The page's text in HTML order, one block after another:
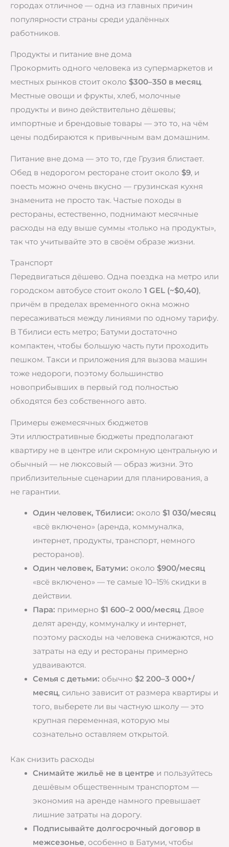
городах отличное — одна из главных причин
популярности страны среди удалённых
работников.
Продукты и питание вне дома
Прокормить одного человека из супермаркетов и
местных рынков стоит около $300–350 в месяц.
Местные овощи и фрукты, хлеб, молочные
продукты и вино действительно дёшевы;
импортные и брендовые товары — это то, на чём
цены подбираются к привычным вам домашним.
Питание вне дома — это то, где Грузия блистает.
Обед в недорогом ресторане стоит около $9, и
поесть можно очень вкусно — грузинская кухня
знаменита не просто так. Частые походы в
рестораны, естественно, поднимают месячные
расходы на еду выше суммы «только на продукты»,
так что учитывайте это в своём образе жизни.
Транспорт
Передвигаться дёшево. Одна поездка на метро или
городском автобусе стоит около 1 GEL (~$0,40),
причём в пределах временного окна можно
пересаживаться между линиями по одному тарифу.
В Тбилиси есть метро; Батуми достаточно
компактен, чтобы большую часть пути проходить
пешком. Такси и приложения для вызова машин
тоже недороги, поэтому большинство
новоприбывших в первый год полностью
обходятся без собственного авто.
Примеры ежемесячных бюджетов
Эти иллюстративные бюджеты предполагают
квартиру не в центре или скромную центральную и
обычный — не люксовый — образ жизни. Это
приблизительные сценарии для планирования, а
не гарантии.
Один человек, Тбилиси: около $1 030/месяц
«всё включено» (аренда, коммуналка,
интернет, продукты, транспорт, немного
ресторанов).
Один человек, Батуми: около $900/месяц
«всё включено» — те самые 10–15% скидки в
действии.
Пара: примерно $1 600–2 000/месяц. Двое
делят аренду, коммуналку и интернет,
поэтому расходы на человека снижаются, но
затраты на еду и рестораны примерно
удваиваются.
Семья с детьми: обычно $2 200–3 000+/
месяц, сильно зависит от размера квартиры и
того, выберете ли вы частную школу — это
крупная переменная, которую мы
сознательно оставляем открытой.
Как снизить расходы
Снимайте жильё не в центре и пользуйтесь
дешёвым общественным транспортом —
экономия на аренде намного превышает
лишние затраты на дорогу.
Подписывайте долгосрочный договор в
межсезонье, особенно в Батуми, чтобы